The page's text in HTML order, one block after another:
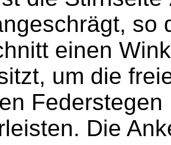
so
einen
um die
Die